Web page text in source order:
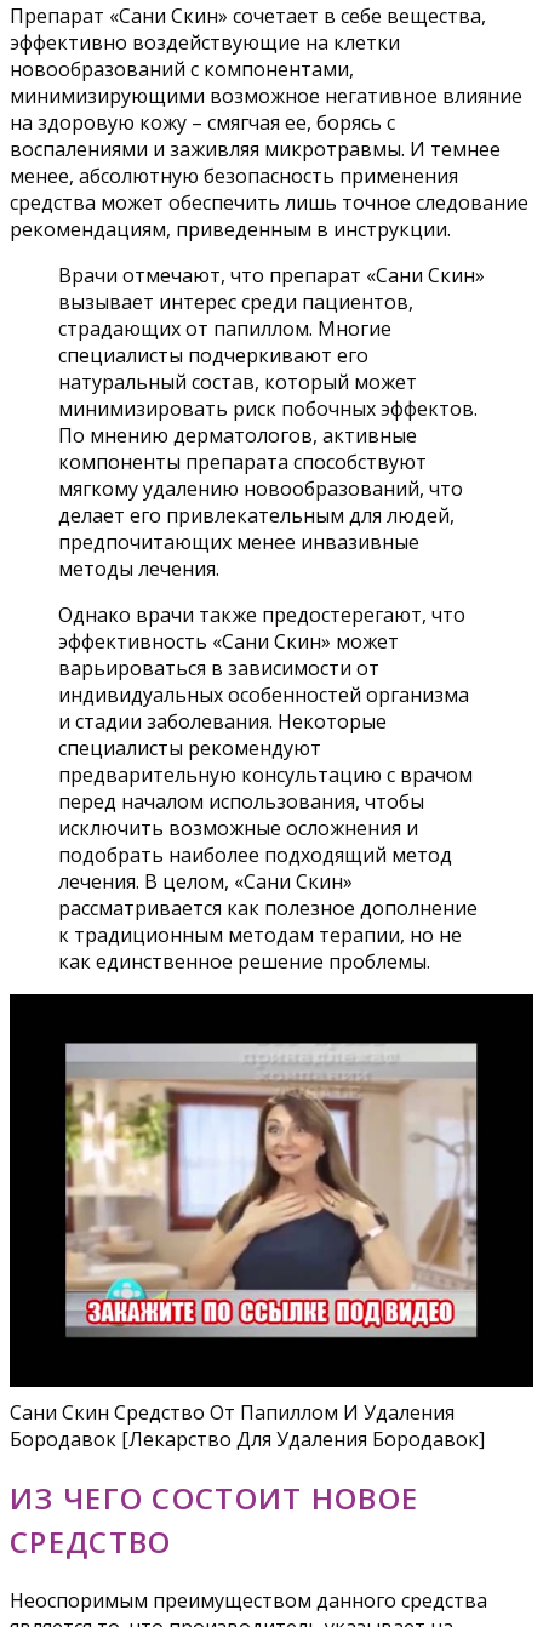
Препарат «Сани Скин» сочетает в себе вещества,
эффективно воздействующие на клетки
новообразований с компонентами,
минимизирующими возможное негативное влияние
на здоровую кожу – смягчая ее, борясь с
воспалениями и заживляя микротравмы. И темнее
менее, абсолютную безопасность применения
средства может обеспечить лишь точное следование
рекомендациям, приведенным в инструкции.
Врачи отмечают, что препарат «Сани Скин»
вызывает интерес среди пациентов,
страдающих от папиллом. Многие
специалисты подчеркивают его
натуральный состав, который может
минимизировать риск побочных эффектов.
По мнению дерматологов, активные
компоненты препарата способствуют
мягкому удалению новообразований, что
делает его привлекательным для людей,
предпочитающих менее инвазивные
методы лечения.
Однако врачи также предостерегают, что
эффективность «Сани Скин» может
варьироваться в зависимости от
индивидуальных особенностей организма
и стадии заболевания. Некоторые
специалисты рекомендуют
предварительную консультацию с врачом
перед началом использования, чтобы
исключить возможные осложнения и
подобрать наиболее подходящий метод
лечения. В целом, «Сани Скин»
рассматривается как полезное дополнение
к традиционным методам терапии, но не
как единственное решение проблемы.
Сани Скин Средство От Папиллом И Удаления
Бородавок [Лекарство Для Удаления Бородавок]
ИЗ ЧЕГО СОСТОИТ НОВОЕ
СРЕДСТВО
Неоспоримым преимуществом данного средства